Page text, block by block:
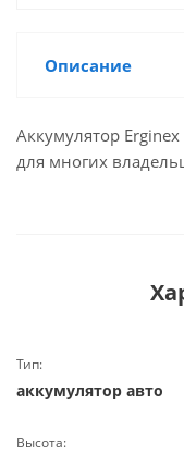
Описание
Аккумулятор
для многих
Тип:
аккумулятор авто
Высота: